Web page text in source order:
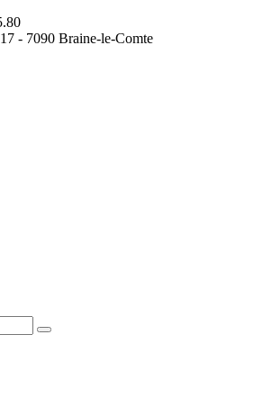
- 7090 Braine-le-Comte